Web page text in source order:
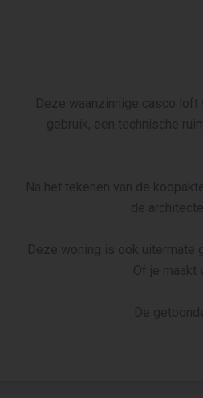
Deze waanzinnige casco
gebruik, een technische
Na het tekenen van de
de
Deze woning is ook uitermate
Of je maakt
De